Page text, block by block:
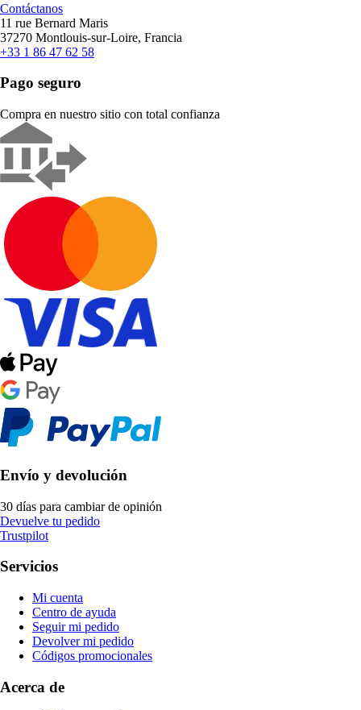
Contáctanos
11 rue Bernard Maris
37270 Montlouis-sur-Loire, Francia
+33 1 86 47 62 58
Pago seguro
Compra en nuestro sitio con total confianza
Envío y devolución
30 días para cambiar de opinión
Devuelve tu pedido
Trustpilot
Servicios
Mi cuenta
Centro de ayuda
Seguir mi pedido
Devolver mi pedido
Códigos promocionales
Acerca de